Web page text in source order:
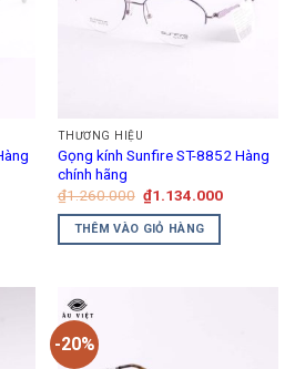
THƯƠNG HIỆU
Gọng kính Sunfire ST-8852 Hàng
chính hãng
₫1.260.000 Giá
gốc
là:
₫1.260.000.
₫1.134.000Giá
THÊM VÀO GIỎ HÀNG
-20%